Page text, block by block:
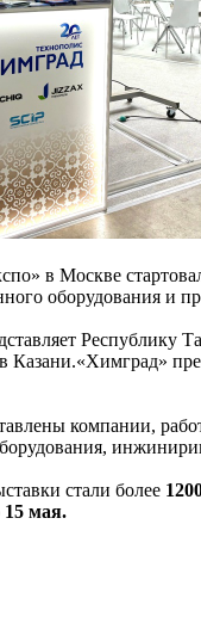
в Москве
оборудования и
Республику
компании,
стали более
15 мая.